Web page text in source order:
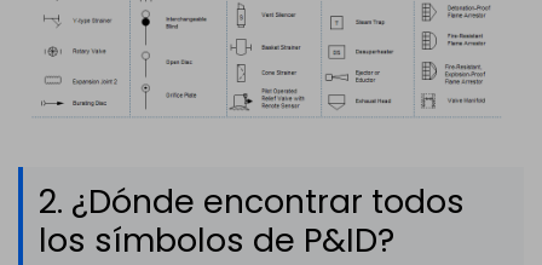
2. ¿Dónde encontrar todos
los símbolos de P&ID?